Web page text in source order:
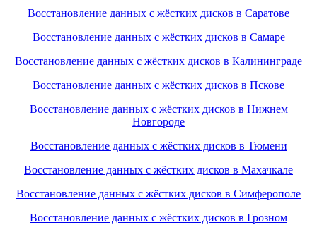
Восстановление данных с жёстких дисков в Саратове
Восстановление данных с жёстких дисков в Самаре
Восстановление данных с жёстких дисков в Калининграде
Восстановление данных с жёстких дисков в Пскове
Восстановление данных с жёстких дисков в Нижнем
Новгороде
Восстановление данных с жёстких дисков в Тюмени
Восстановление данных с жёстких дисков в Махачкале
Восстановление данных с жёстких дисков в Симферополе
Восстановление данных с жёстких дисков в Грозном